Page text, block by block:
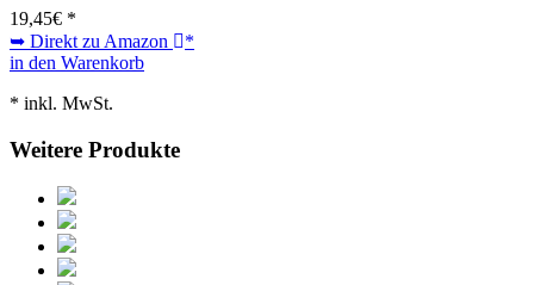
19,45€ *
➥ Direkt zu Amazon
*
in den Warenkorb
* inkl. MwSt.
Weitere Produkte